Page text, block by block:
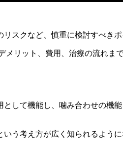
スクなど、慎重に検討すべきポ
メリット、費用、治療の流れま
して機能し、噛み合わせの機
う考え方が広く知られるよう